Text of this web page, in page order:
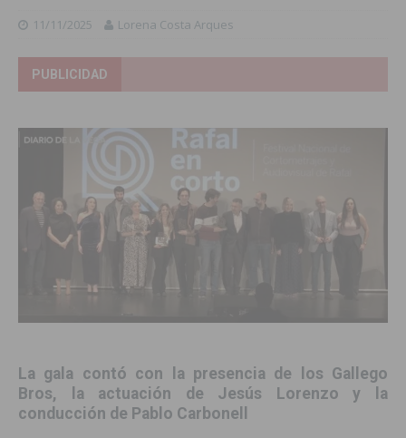
11/11/2025 Lorena Costa Arques
PUBLICIDAD
La gala contó con la presencia de los Gallego
Bros, la actuación de Jesús Lorenzo y la
conducción de Pablo Carbonell